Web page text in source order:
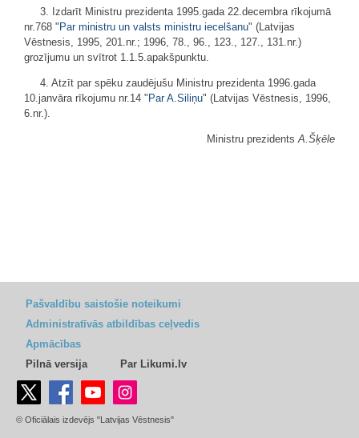
3. Izdarīt Ministru prezidenta 1995.gada 22.decembra rīkojumā
nr.768 " Par ministru un valsts ministru iecelšanu" (Latvijas
Vēstnesis, 1995, 201.nr.; 1996, 78., 96., 123., 127., 131.nr.)
grozījumu un svītrot 1.1.5.apakšpunktu.
4. Atzīt par spēku zaudējušu Ministru prezidenta 1996.gada
10.janvāra rīkojumu nr.14 " Par A.Siliņu" (Latvijas Vēstnesis, 1996,
6.nr.).
Ministru prezidentsA.Šķēle
Pašvaldību saistošie noteikumi
Administratīvās atbildības ceļvedis
Apmācības
Pilnā versija
Par Likumi.lv
© Oficiālais izdevējs "Latvijas Vēstnesis"